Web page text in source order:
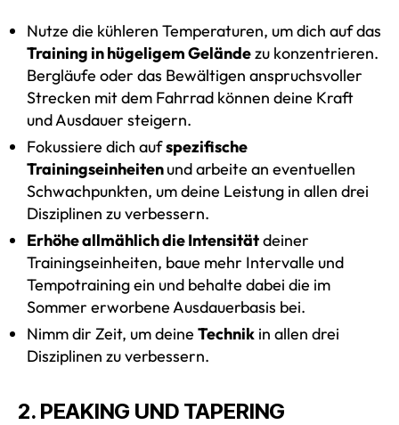
Nutze die kühleren Temperaturen, um dich auf das
Training in hügeligem Geländezu konzentrieren.
Bergläufe oder das Bewältigen anspruchsvoller
Strecken mit dem Fahrrad können deine Kraft
und Ausdauer steigern.
Fokussiere dich aufspezifische
Trainingseinheitenund arbeite an eventuellen
Schwachpunkten, um deine Leistung in allen drei
Disziplinen zu verbessern.
Erhöhe allmählich die Intensitätdeiner
Trainingseinheiten, baue mehr Intervalle und
Tempotraining ein und behalte dabei die im
Sommer erworbene Ausdauerbasis bei.
Nimm dir Zeit, um deine Technik in allen drei
Disziplinen zu verbessern.
2. PEAKING UND TAPERING